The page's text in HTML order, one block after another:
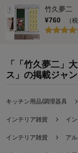
竹久夢二
¥760
（
「「竹久夢二」
ス」の掲載ジャ
キッチン用品/調理器具
インテリア雑貨 イ
インテリア雑貨 ア